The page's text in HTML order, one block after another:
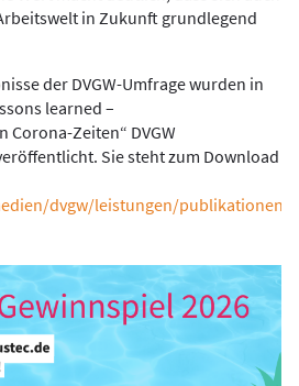
in Zukunft grundlegend
der DVGW-Umfrage wurden in
learned –
Zeiten“ DVGW
Sie steht zum Download
dvgw/leistungen/publikationen/